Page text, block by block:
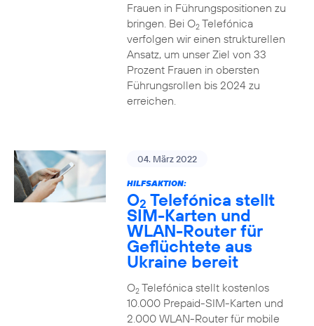
Frauen in Führungspositionen zu
bringen. Bei O2Telefónica
verfolgen wir einen strukturellen
Ansatz, um unser Ziel von 33
Prozent Frauen in obersten
Führungsrollen bis 2024 zu
erreichen.
04. März 2022
HILFSAKTION:
O2 Telefónica stellt
SIM-Karten und
WLAN-Router für
Geflüchtete aus
Ukraine bereit
O2Telefónica stellt kostenlos
10.000 Prepaid-SIM-Karten und
2.000 WLAN-Router für mobile